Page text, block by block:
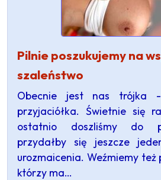
Pilnie poszukujemy na
szaleństwo
Obecnie jest nas
przyjaciółka. Świetnie się
ostatnio doszliśmy do
przydałby się jeszcze
urozmaicenia. Weźmiemy też
którzy ma…